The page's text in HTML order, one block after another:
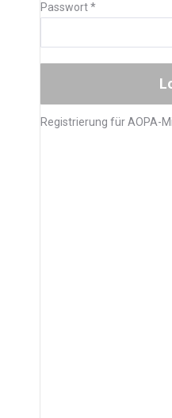
Passwort*
Registrierung für AOPA-